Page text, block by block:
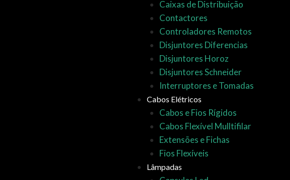
Caixas de Distribuição
Contactores
Controladores Remotos
Disjuntores Diferencias
Disjuntores Horoz
Disjuntores Schneider
Interruptores e Tomadas
Cabos Elétricos
Cabos e Fios Rígidos
Cabos Flexível Mulltifilar
Extensões e Fichas
Fios Flexíveis
Lâmpadas